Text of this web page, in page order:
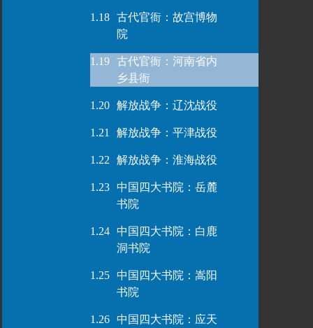
1.18
古代官衙：故宫博物
院
1.19
古代官衙：河南省内
乡县衙
1.20 解放战争：辽沈战役
1.21 解放战争：平津战役
1.22 解放战争：淮海战役
1.23
中国四大书院：岳麓
书院
1.24
中国四大书院：白鹿
洞书院
1.25
中国四大书院：嵩阳
书院
1.26
中国四大书院：应天